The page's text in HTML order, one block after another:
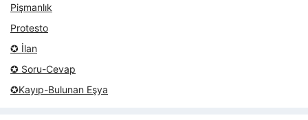
Pişmanlık
Protesto
✪ İlan
✪ Soru-Cevap
✪Kayıp-Bulunan Eşya